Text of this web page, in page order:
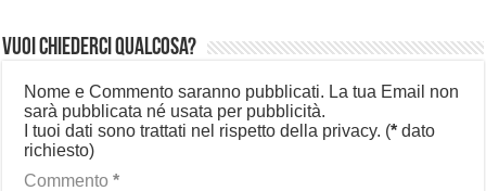
Vuoi chiederci qualcosa?
Nome e Commento saranno pubblicati. La tua Email non
sarà pubblicata né usata per pubblicità.
I tuoi dati sono trattati nel rispetto della privacy. (* dato
richiesto)
Commento*